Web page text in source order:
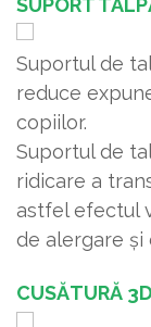
SUPORT
Suportul de
reduce
copiilor.
Suportul de
ridicare a
astfel efectul
de alergare și
CUSĂTURĂ 3D